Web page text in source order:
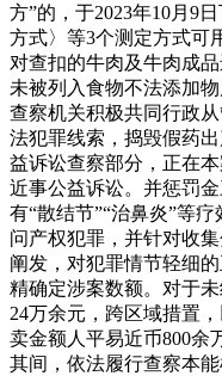
方”的，于2023年10月9
方式〉等3个测定方式可
对查扣的牛肉及牛肉成
未被列入食物不法添加
查察机关积极共同行政
法犯罪线索，捣毁假药
益诉讼查察部分，正在
近事公益诉讼。并惩罚
有“散结节”“治鼻炎”等
问产权犯罪，并针对收
阐发，对犯罪情节轻细
精确定涉案数额。对于
24万余元，跨区域措置
卖金额人平易近币800余
其间，依法履行查察本